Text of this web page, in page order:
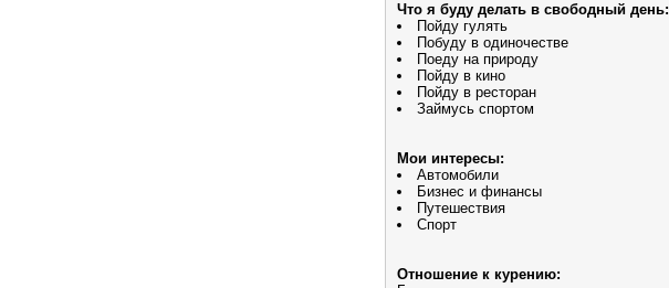
Что я буду делать в свободный день:
Пойду гулять
Побуду в одиночестве
Поеду на природу
Пойду в кино
Пойду в ресторан
Займусь спортом
Мои интересы:
Автомобили
Бизнес и финансы
Путешествия
Спорт
Отношение к курению: